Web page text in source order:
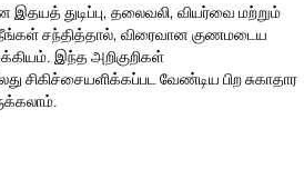
துடிப்பு, தலைவலி, வியர்வை மற்றும்
சந்தித்தால், விரைவான குணமடைய
இந்த அறிகுறிகள்
வேண்டிய பிற சுகாதார